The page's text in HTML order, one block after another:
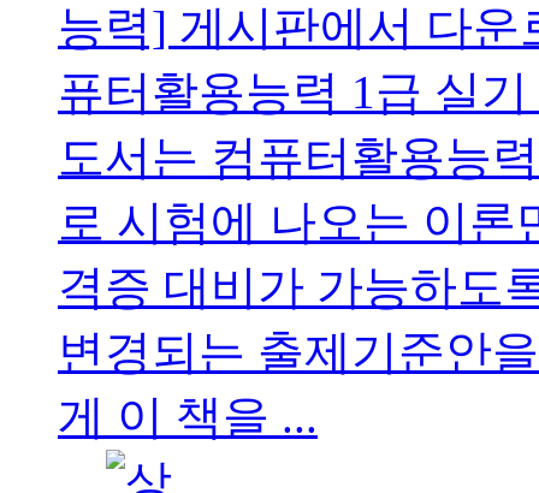
능력] 게시판에서 다운
퓨터활용능력 1급 실
도서는 컴퓨터활용능
로 시험에 나오는 이론
격증 대비가 가능하도
변경되는 출제기준안
게 이 책을 ...